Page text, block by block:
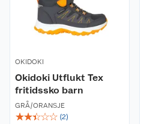
OKIDOKI
Okidoki Utflukt Tex
fritidssko barn
GRÅ/ORANSJE
☆☆☆☆☆ (2)